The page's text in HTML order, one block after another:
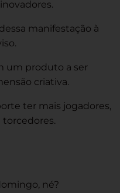
manifestação à
um produto a ser
criativa.
ter mais jogadores,
né?